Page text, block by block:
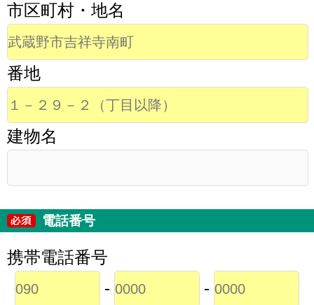
市区町村・地名
番地
建物名
電話番号
携帯電話番号
-
-